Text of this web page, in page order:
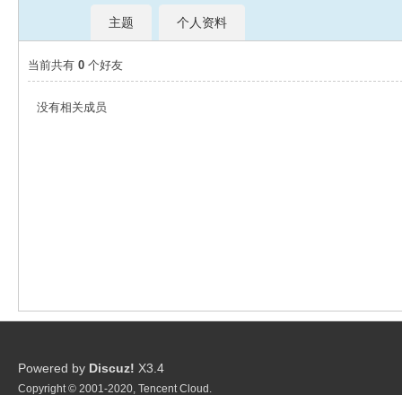
主题 个人资料
当前共有 0 个好友
没有相关成员
Powered by Discuz! X3.4
Copyright © 2001-2020, Tencent Cloud.